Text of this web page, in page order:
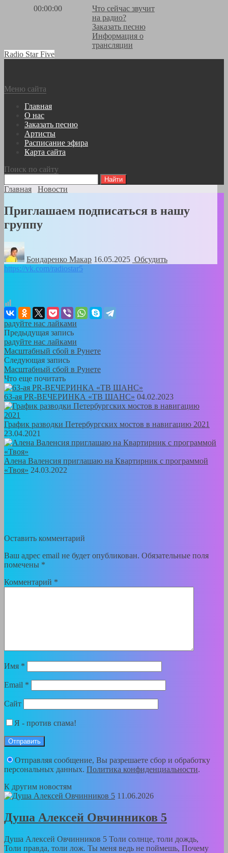
00:00:00
Что сейчас звучит
на радио?
Заказать песню
Информация о
трансляции
Radio Star Five
Меню сайта
Главная
О нас
Заказать песню
Артисты
Расписание эфира
Карта сайта
Поиск по сайту
Главная Новости
Приглашаем подписаться в нашу
группу
Бондаренко Mакар 16.05.2025 Обсудить
https://vk.com/radiostar5
радуйте нас лайками
Предыдущая запись
радуйте нас лайками
Масштабный сбой в Рунете
Следующая запись
Масштабный сбой в Рунете
Что еще почитать
63-ая PR-ВЕЧЕРИНКА «ТВ ШАНС» 04.02.2023
График разводки Петербургских мостов в навигацию 2021
23.04.2021
Алена Валенсия приглашаю на Квартирник с программой
«Твоя» 24.03.2022
Оставить комментарий
Ваш адрес email не будет опубликован. Обязательные поля
помечены *
Комментарий *
Имя *
Email *
Сайт
Я - против спама!
Отправляя сообщение, Вы разрешаете сбор и обработку
персональных данных. Политика конфиденциальности.
К другим новостям
11.06.2026
Душа Алексей Овчинников 5
Душа Алексей Овчинников 5 Толи солнце, толи дождь,
Толи правда, толи лож. Ты меня ведь не поймешь, Почему